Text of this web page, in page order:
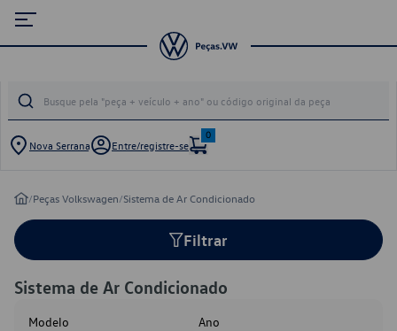
Nova Serrana Entre/registre-se
0
/Peças Volkswagen/Sistema de Ar Condicionado
Filtrar
Sistema de Ar Condicionado
Modelo Ano